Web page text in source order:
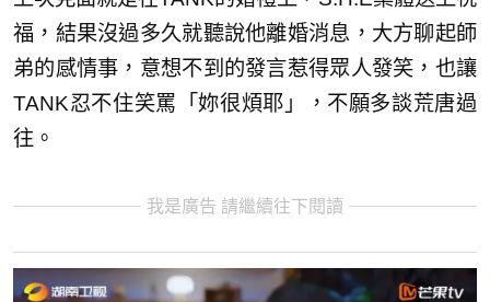
福，結果沒過多久就聽說他離婚消息，大方聊起師
弟的感情事，意想不到的發言惹得眾人發笑，也讓
TANK忍不住笑罵「妳很煩耶」，不願多談荒唐過
往。
我是廣告 請繼續往下閱讀